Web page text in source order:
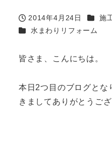
投稿日
2014年4月24日 カテゴ
施
カテゴリー
水まわりリフォーム
皆さま、こんにちは。
本日2つ目のブログとな
きましてありがとうござ